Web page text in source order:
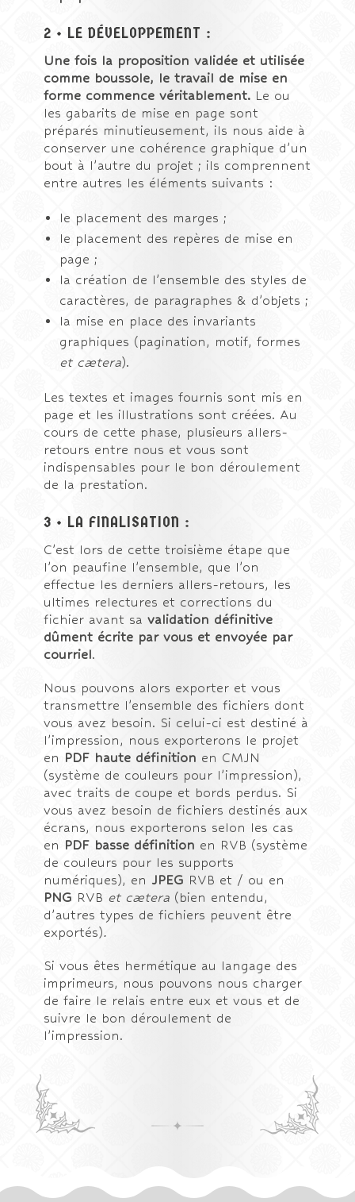
2 • LE DÉVELOPPEMENT :
Une fois la proposition validée et utilisée
comme boussole, le travail de mise en
forme commence véritablement.Le ou
les gabarits de mise en page sont
préparés minutieusement, ils nous aide à
conserver une cohérence graphique d’un
bout à l’autre du projet ; ils comprennent
entre autres les éléments suivants :
le placement des marges ;
le placement des repères de mise en
page ;
la création de l’ensemble des styles de
caractères, de paragraphes & d’objets ;
la mise en place des invariants
graphiques (pagination, motif, formes
et cætera).
Les textes et images fournis sont mis en
page et les illustrations sont créées. Au
cours de cette phase, plusieurs allers-
retours entre nous et vous sont
indispensables pour le bon déroulement
de la prestation.
3 • LA FINALISATION :
C’est lors de cette troisième étape que
l’on peaufine l’ensemble, que l’on
effectue les derniers allers-retours, les
ultimes relectures et corrections du
fichier avant sa validation définitive
dûment écrite par vous et envoyée par
courriel.
Nous pouvons alors exporter et vous
transmettre l’ensemble des fichiers dont
vous avez besoin. Si celui-ci est destiné à
l’impression, nous exporterons le projet
en PDF haute définition en CMJN
(système de couleurs pour l’impression),
avec traits de coupe et bords perdus. Si
vous avez besoin de fichiers destinés aux
écrans, nous exporterons selon les cas
en PDF basse définition en RVB (système
de couleurs pour les supports
numériques), en JPEG RVB et / ou en
PNG RVB et cætera (bien entendu,
d’autres types de fichiers peuvent être
exportés).
Si vous êtes hermétique au langage des
imprimeurs, nous pouvons nous charger
de faire le relais entre eux et vous et de
suivre le bon déroulement de
l’impression.